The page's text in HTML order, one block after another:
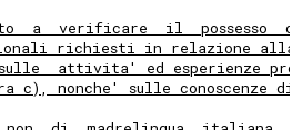
a  verificare  il  possesso
richiesti in relazione alla
attivita' ed esperienze
nonche' sulle conoscenze